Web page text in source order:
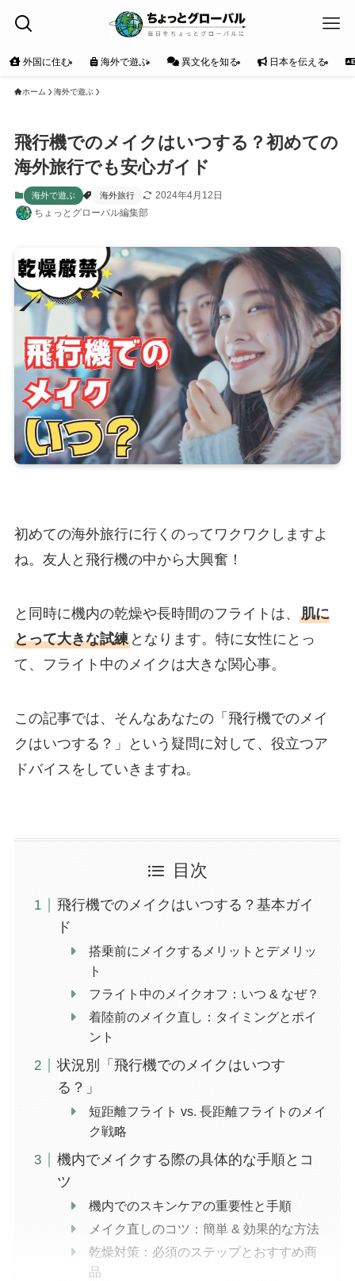
外国に住む 海外で遊ぶ 異文化を知る 日本を伝える
ホーム 海外で遊ぶ
飛行機でのメイクはいつする？初めての
海外旅行でも安心ガイド
海外で遊ぶ 海外旅行
2024年4月12日
ちょっとグローバル編集部
初めての海外旅行に行くのってワクワクしますよ
ね。友人と飛行機の中から大興奮！
と同時に機内の乾燥や長時間のフライトは、 肌に
とって大きな試練となります。特に女性にとっ
て、フライト中のメイクは大きな関心事。
この記事では、そんなあなたの「飛行機でのメイ
クはいつする？」という疑問に対して、役立つア
ドバイスをしていきますね。
目次
飛行機でのメイクはいつする？基本ガイ
ド
搭乗前にメイクするメリットとデメリッ
ト
フライト中のメイクオフ：いつ & なぜ？
着陸前のメイク直し：タイミングとポイ
ント
状況別「飛行機でのメイクはいつす
る？」
短距離フライト vs. 長距離フライトのメイ
ク戦略
機内でメイクする際の具体的な手順とコ
ツ
機内でのスキンケアの重要性と手順
メイク直しのコツ：簡単 & 効果的な方法
乾燥対策：必須のステップとおすすめ商
品